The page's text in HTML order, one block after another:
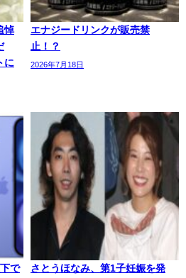
悼
に
エナジードリンクが販売禁
止！？
2026年7月18日
で さとうほなみ、第1子妊娠を発